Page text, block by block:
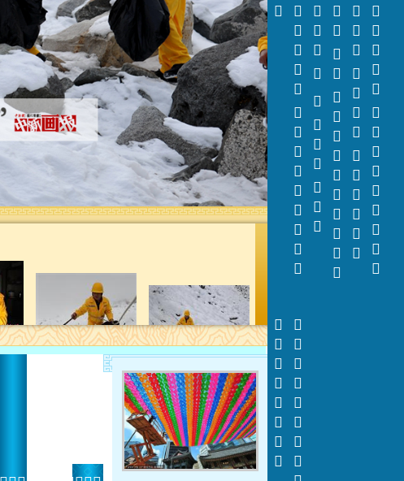



































































